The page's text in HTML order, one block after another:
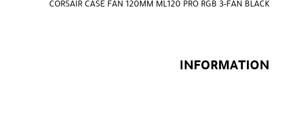
CORSAIR CASE FAN 120MM ML120 PRO RGB 3-FAN BLACK
INFORMATION